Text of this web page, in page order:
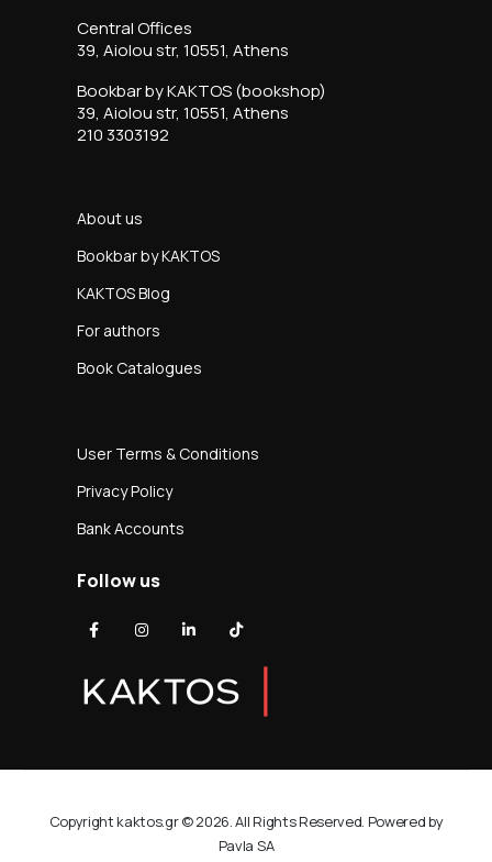
Central Offices
39, Aiolou str, 10551, Athens
Bookbar by KAKTOS (bookshop)
39, Aiolou str, 10551, Athens
210 3303192
About us
Bookbar by KAKTOS
KAKTOS Blog
For authors
Book Catalogues
User Terms & Conditions
Privacy Policy
Bank Accounts
Follow us
Copyright kaktos.gr © 2026. All Rights Reserved. Powered by
Pavla SA